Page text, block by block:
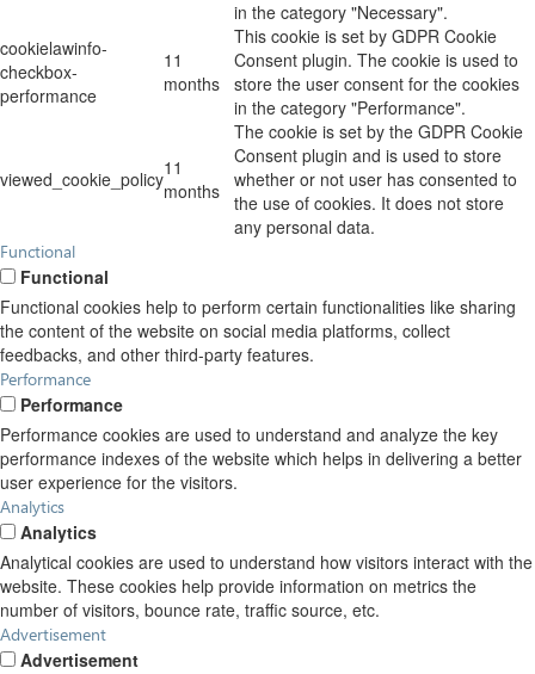
in the category "Necessary".
cookielawinfo-
checkbox-
performance
11
months
This cookie is set by GDPR Cookie
Consent plugin. The cookie is used to
store the user consent for the cookies
in the category "Performance".
viewed_cookie_policy11
months
The cookie is set by the GDPR Cookie
Consent plugin and is used to store
whether or not user has consented to
the use of cookies. It does not store
any personal data.
Functional
Functional
Functional cookies help to perform certain functionalities like sharing
the content of the website on social media platforms, collect
feedbacks, and other third-party features.
Performance
Performance
Performance cookies are used to understand and analyze the key
performance indexes of the website which helps in delivering a better
user experience for the visitors.
Analytics
Analytics
Analytical cookies are used to understand how visitors interact with the
website. These cookies help provide information on metrics the
number of visitors, bounce rate, traffic source, etc.
Advertisement
Advertisement